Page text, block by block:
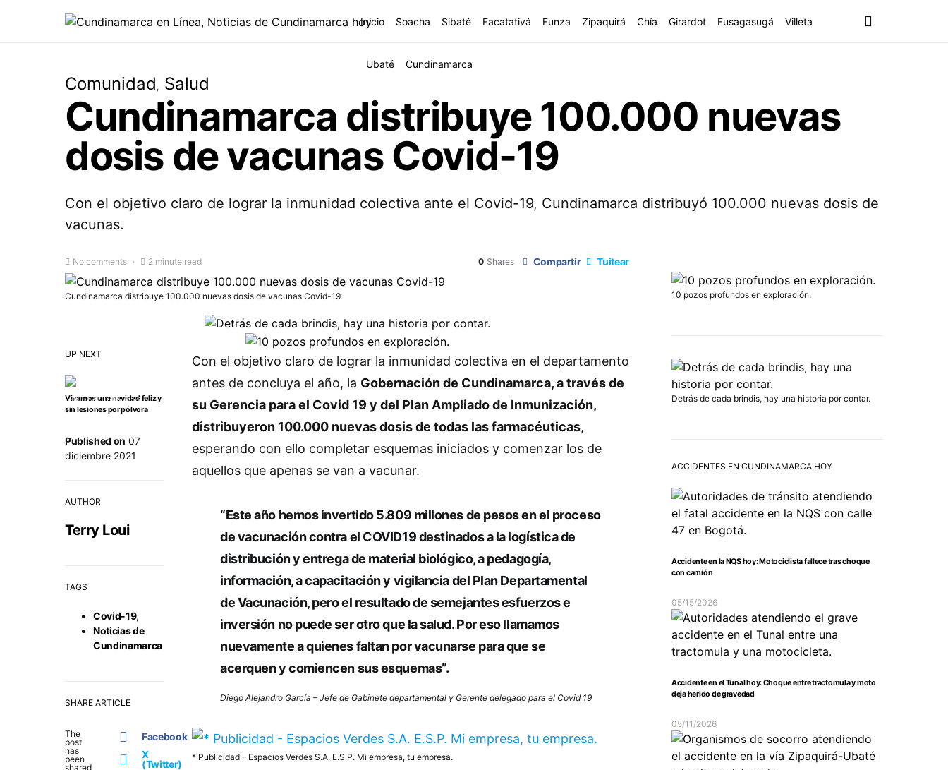
Inicio Soacha Sibaté Facatativá Funza Zipaquirá Chía Girardot Fusagasugá Villeta
Ubaté Cundinamarca
Comunidad Salud
Cundinamarca distribuye 100.000 nuevas
dosis de vacunas Covid-19
Con el objetivo claro de lograr la inmunidad colectiva ante el Covid-19, Cundinamarca distribuyó 100.000 nuevas dosis de
vacunas.
No comments 2 minute read 0 Shares Compartir Tuitear
Cundinamarca distribuye 100.000 nuevas dosis de vacunas Covid-19
UP NEXT
Vivamos una navidad feliz y
sin lesiones por pólvora
Published on 07
diciembre 2021
AUTHOR
Terry Loui
TAGS
Covid-19,
Noticias de
Cundinamarca
SHARE ARTICLE
The
post
has
been
shared
Facebook
X
(Twitter)
Con el objetivo claro de lograr la inmunidad colectiva en el departamento
antes de concluya el año, la Gobernación de Cundinamarca, a través de
su Gerencia para el Covid 19 y del Plan Ampliado de Inmunización,
distribuyeron 100.000 nuevas dosis de todas las farmacéuticas,
esperando con ello completar esquemas iniciados y comenzar los de
aquellos que apenas se van a vacunar.
“Este año hemos invertido 5.809 millones de pesos en el proceso
de vacunación contra el COVID19 destinados a la logística de
distribución y entrega de material biológico, a pedagogía,
información, a capacitación y vigilancia del Plan Departamental
de Vacunación, pero el resultado de semejantes esfuerzos e
inversión no puede ser otro que la salud. Por eso llamamos
nuevamente a quienes faltan por vacunarse para que se
acerquen y comiencen sus esquemas”.
Diego Alejandro García – Jefe de Gabinete departamental y Gerente delegado para el Covid 19
* Publicidad – Espacios Verdes S.A. E.S.P. Mi empresa, tu empresa.
10 pozos profundos en exploración.
Detrás de cada brindis, hay una historia por contar.
ACCIDENTES EN CUNDINAMARCA HOY
Accidente en la NQS hoy: Motociclista fallece tras choque
con camión
05/15/2026
Accidente en el Tunal hoy: Choque entre tractomula y moto
deja herido de gravedad
05/11/2026